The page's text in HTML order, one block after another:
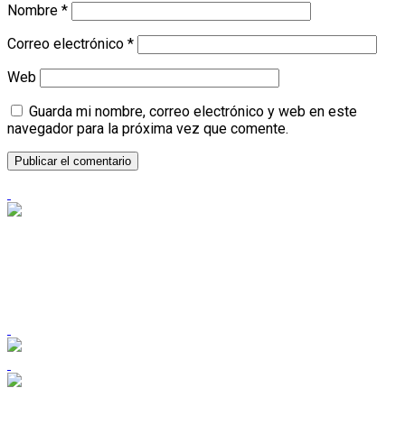
Nombre *
Correo electrónico *
Web
Guarda mi nombre, correo electrónico y web en este
navegador para la próxima vez que comente.